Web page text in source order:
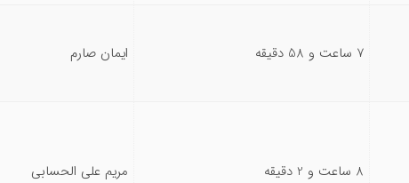
7 ساعت و 58 دقیقه ایمان صارم
8 ساعت و 2 دقیقه مریم علی الحسابی